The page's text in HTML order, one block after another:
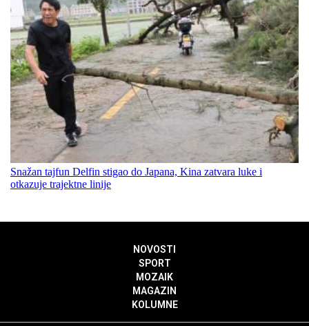
Snažan tajfun Delfin stigao do Japana, Kina zatvara luke i
otkazuje trajektne linije
NOVOSTI
SPORT
MOZAIK
MAGAZIN
KOLUMNE